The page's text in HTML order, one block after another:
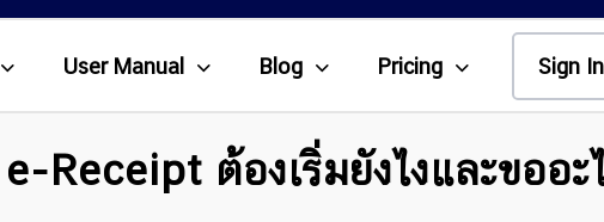
User Manual Blog Pricing Sign In
ต้องเริ่มยังไงและขออะ